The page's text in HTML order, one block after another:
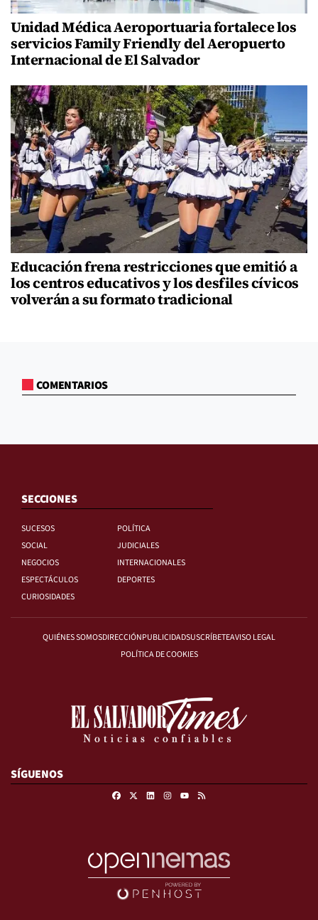
Unidad Médica Aeroportuaria fortalece los
servicios Family Friendly del Aeropuerto
Internacional de El Salvador
Educación frena restricciones que emitió a
los centros educativos y los desfiles cívicos
volverán a su formato tradicional
COMENTARIOS
SECCIONES
SUCESOS
POLÍTICA
SOCIAL
JUDICIALES
NEGOCIOS
INTERNACIONALES
ESPECTÁCULOS
DEPORTES
CURIOSIDADES
QUIÉNES SOMOSDIRECCIÓNPUBLICIDADSUSCRÍBETEAVISO LEGAL
POLÍTICA DE COOKIES
SÍGUENOS
FacebookLinkedinInstagram